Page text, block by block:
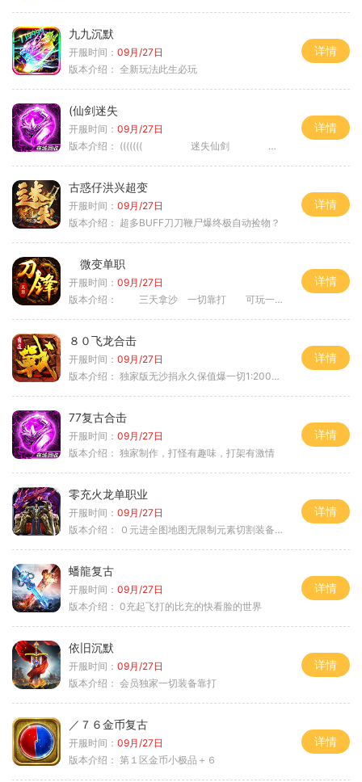
九九沉默
开服时间： 09月/27日
版本介绍： 全新玩法此生必玩
详情
(仙剑迷失
开服时间： 09月/27日
版本介绍： ((((((( 迷失仙剑 )))))
详情
古惑仔洪兴超变
开服时间： 09月/27日
版本介绍： 超多BUFF刀刀鞭尸爆终极自动捡物？
详情
微变单职
开服时间： 09月/27日
版本介绍：
三天拿沙 一切靠打 可玩一年
详情
８０飞龙合击
开服时间： 09月/27日
版本介绍： 独家版无沙捐永久保值爆一切1:2000回4
详情
77复古合击
开服时间： 09月/27日
版本介绍： 独家制作，打怪有趣味，打架有激情
详情
零充火龙单职业
开服时间： 09月/27日
版本介绍：
０元进全图地图无限制元素切割装备鉴定
详情
蟠龍复古
开服时间： 09月/27日
版本介绍： 0充起飞打的比充的快看脸的世界
详情
依旧沉默
开服时间： 09月/27日
版本介绍： 会员独家一切装备靠打
详情
／７６金币复古
开服时间： 09月/27日
版本介绍： 第１区金币小极品＋６
详情